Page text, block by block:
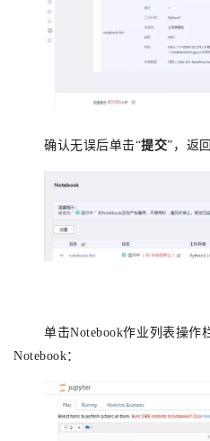
确认无误后单击“提交”，返
单击Notebook作业列表操作
Notebook：